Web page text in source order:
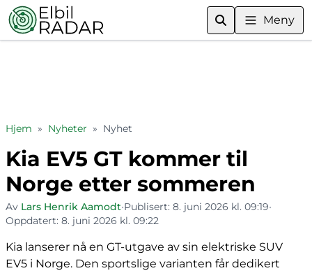
Meny
Hjem » Nyheter » Nyhet
Kia EV5 GT kommer til
Norge etter sommeren
Av Lars Henrik Aamodt•Publisert: 8. juni 2026 kl. 09:19•
Oppdatert: 8. juni 2026 kl. 09:22
Kia lanserer nå en GT-utgave av sin elektriske SUV
EV5 i Norge. Den sportslige varianten får dedikert